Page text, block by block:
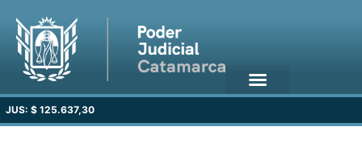
JUS: $ 125.637,30